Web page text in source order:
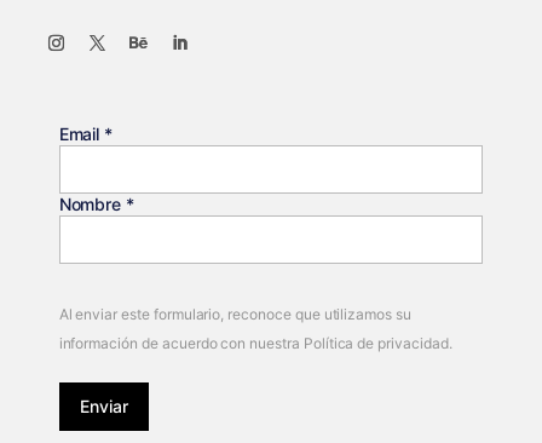
Email *
Nombre *
Al enviar este formulario, reconoce que utilizamos su
información de acuerdo con nuestra Política de privacidad.
Enviar